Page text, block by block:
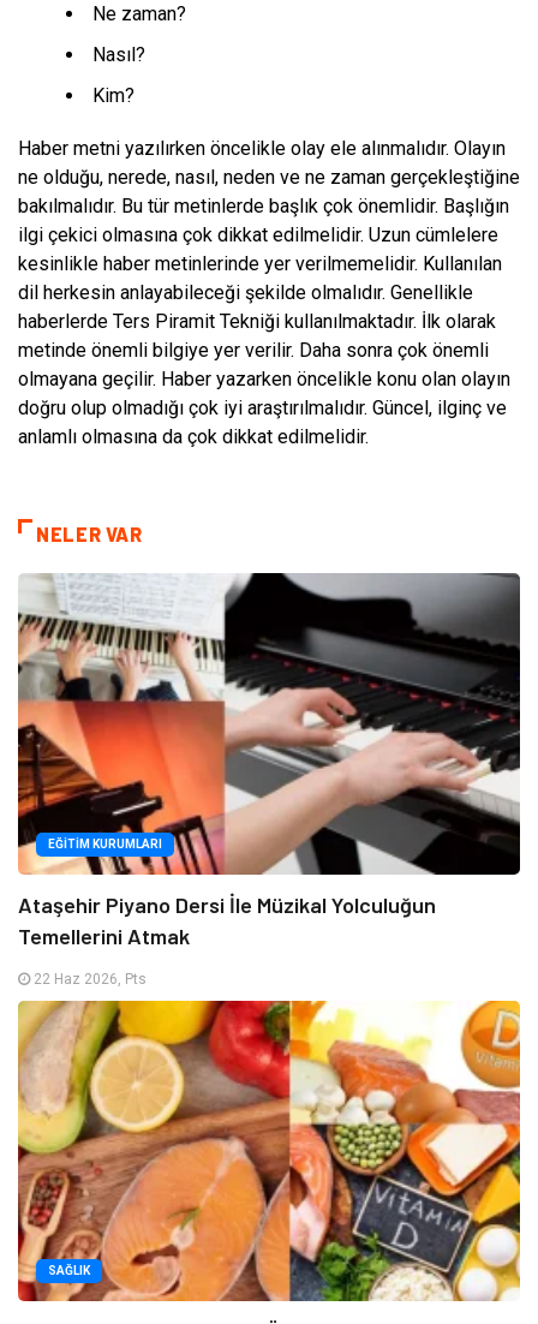
Ne zaman?
Nasıl?
Kim?
Haber metni yazılırken öncelikle olay ele alınmalıdır. Olayın
ne olduğu, nerede, nasıl, neden ve ne zaman gerçekleştiğine
bakılmalıdır. Bu tür metinlerde başlık çok önemlidir. Başlığın
ilgi çekici olmasına çok dikkat edilmelidir. Uzun cümlelere
kesinlikle haber metinlerinde yer verilmemelidir. Kullanılan
dil herkesin anlayabileceği şekilde olmalıdır. Genellikle
haberlerde Ters Piramit Tekniği kullanılmaktadır. İlk olarak
metinde önemli bilgiye yer verilir. Daha sonra çok önemli
olmayana geçilir. Haber yazarken öncelikle konu olan olayın
doğru olup olmadığı çok iyi araştırılmalıdır. Güncel, ilginç ve
anlamlı olmasına da çok dikkat edilmelidir.
NELER VAR
EĞITIM KURUMLARI
Ataşehir Piyano Dersi İle Müzikal Yolculuğun
Temellerini Atmak
22 Haz 2026, Pts
SAĞLIK